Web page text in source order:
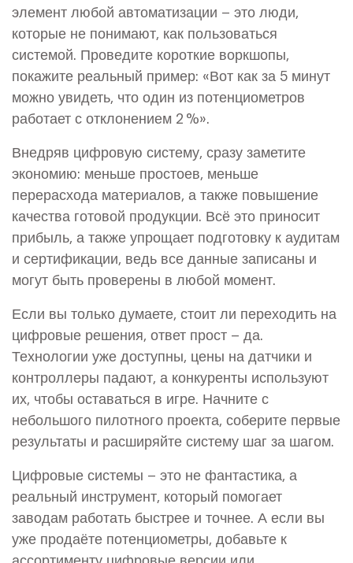
элемент любой автоматизации – это люди,
которые не понимают, как пользоваться
системой. Проведите короткие воркшопы,
покажите реальный пример: «Вот как за 5 минут
можно увидеть, что один из потенциометров
работает с отклонением 2 %».
Внедряв цифровую систему, сразу заметите
экономию: меньше простоев, меньше
перерасхода материалов, а также повышение
качества готовой продукции. Всё это приносит
прибыль, а также упрощает подготовку к аудитам
и сертификации, ведь все данные записаны и
могут быть проверены в любой момент.
Если вы только думаете, стоит ли переходить на
цифровые решения, ответ прост – да.
Технологии уже доступны, цены на датчики и
контроллеры падают, а конкуренты используют
их, чтобы оставаться в игре. Начните с
небольшого пилотного проекта, соберите первые
результаты и расширяйте систему шаг за шагом.
Цифровые системы – это не фантастика, а
реальный инструмент, который помогает
заводам работать быстрее и точнее. А если вы
уже продаёте потенциометры, добавьте к
ассортименту цифровые версии или